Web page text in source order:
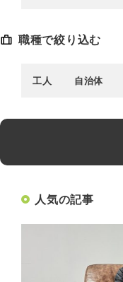
職種で絞り込む
工人 自治体
人気の記事